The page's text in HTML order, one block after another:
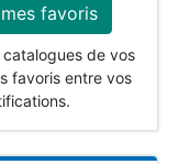
favoris
de vos
favoris entre vos